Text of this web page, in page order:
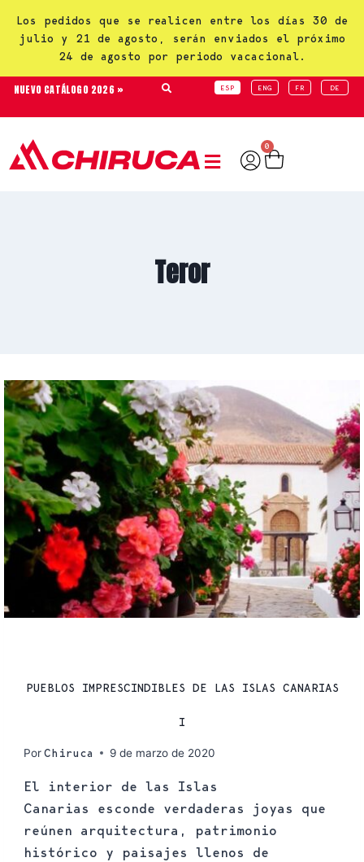
Los pedidos que se realicen entre los días 30 de
julio y 21 de agosto, serán enviados el próximo
24 de agosto por periodo vacacional.
NUEVO CATÁLOGO 2026 » ESP ENG FR DE
0
Teror
PUEBLOS IMPRESCINDIBLES DE LAS ISLAS CANARIAS
I
PorChiruca 9 de marzo de 2020
El interior de las Islas
Canarias esconde verdaderas joyas que
reúnen arquitectura, patrimonio
histórico y paisajes llenos de